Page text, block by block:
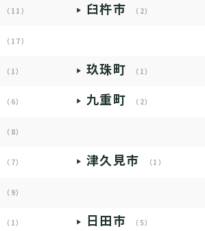
（11） 臼杵市 （2）
（17）
（1） 玖珠町 （1）
（6） 九重町 （2）
（8）
（7） 津久見市 （1）
（9）
（1） 日田市 （5）